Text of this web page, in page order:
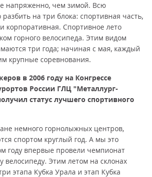
напряженно, чем зимой. Всю
на три блока: спортивная часть,
корпоративная. Спортивное лето
горного велосипеда. Этим видом
три года; начиная с мая, каждый
крупные соревнования.
в 2006 году на Конгрессе
России ГЛЦ "Металлург-
статус лучшего спортивного
немного горнолыжных центров,
спортом круглый год. А мы это
году впервые провели чемпионат
велосипеду. Этим летом на склонах
этапа Кубка Урала и этап Кубка